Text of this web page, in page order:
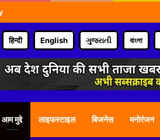
हिन्दी English ગુજરાતી বাংলা
आम मुद्दे लाइफस्टाइल बिजनेस मनोरंजन